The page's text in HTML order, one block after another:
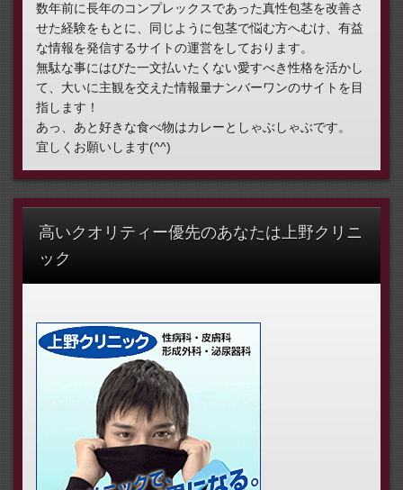
数年前に長年のコンプレックスであった真性包茎を改善さ
せた経験をもとに、同じように包茎で悩む方へむけ、有益
な情報を発信するサイトの運営をしております。
無駄な事にはびた一文払いたくない愛すべき性格を活かし
て、大いに主観を交えた情報量ナンバーワンのサイトを目
指します！
あっ、あと好きな食べ物はカレーとしゃぶしゃぶです。
宜しくお願いします(^^)
高いクオリティー優先のあなたは上野クリニ
ック